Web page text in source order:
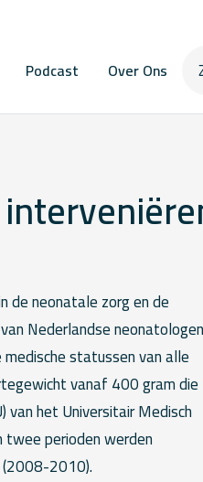
Podcast Over Ons
de neonatale zorg en de
Nederlandse neonatologen
statussen van alle
vanaf 400 gram die
van het Universitair Medisch
twee perioden werden
(2008-2010).